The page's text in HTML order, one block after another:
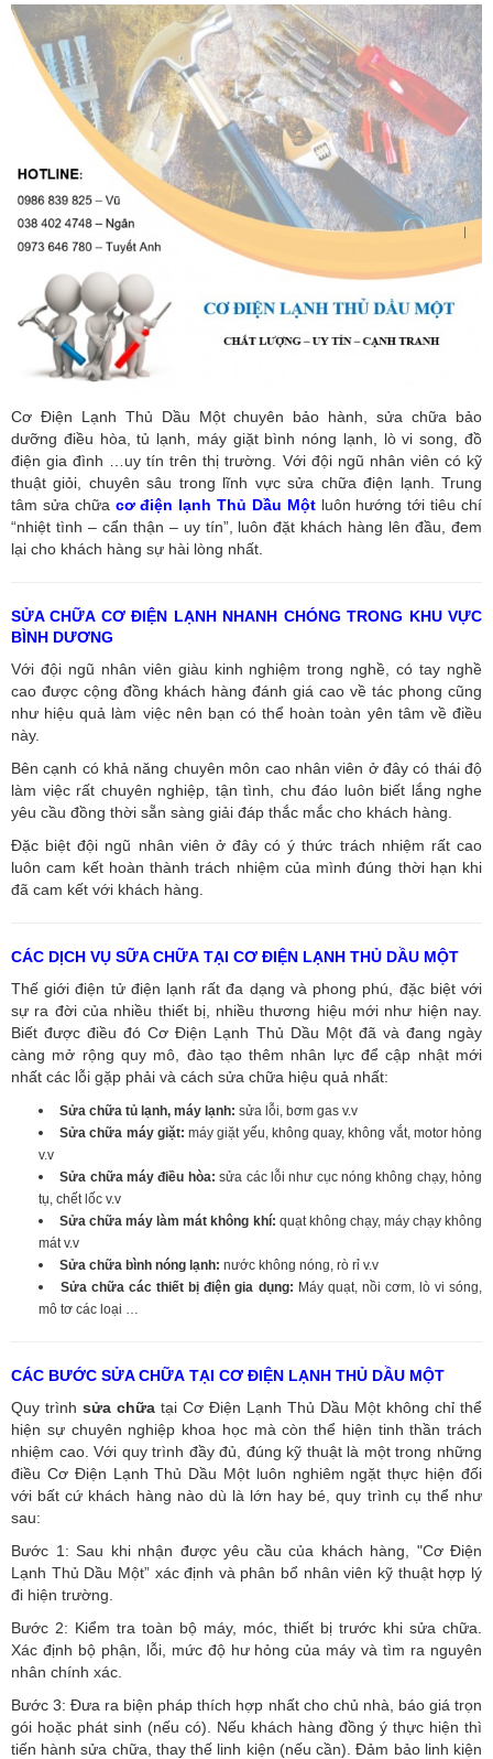
Cơ Điện Lạnh Thủ Dầu Một chuyên bảo hành, sửa chữa bảo
dưỡng điều hòa, tủ lạnh, máy giặt bình nóng lạnh, lò vi song, đồ
điện gia đình …uy tín trên thị trường. Với đội ngũ nhân viên có kỹ
thuật giỏi, chuyên sâu trong lĩnh vực sửa chữa điện lạnh. Trung
tâm sửa chữa cơ điện lạnh Thủ Dầu Mộtluôn hướng tới tiêu chí
“nhiệt tình – cẩn thận – uy tín”, luôn đặt khách hàng lên đầu, đem
lại cho khách hàng sự hài lòng nhất.
SỬA CHỮA CƠ ĐIỆN LẠNH NHANH CHÓNG TRONG KHU VỰC
BÌNH DƯƠNG
Với đội ngũ nhân viên giàu kinh nghiệm trong nghề, có tay nghề
cao được cộng đồng khách hàng đánh giá cao về tác phong cũng
như hiệu quả làm việc nên bạn có thể hoàn toàn yên tâm về điều
này.
Bên cạnh có khả năng chuyên môn cao nhân viên ở đây có thái độ
làm việc rất chuyên nghiệp, tận tình, chu đáo luôn biết lắng nghe
yêu cầu đồng thời sẵn sàng giải đáp thắc mắc cho khách hàng.
Đặc biệt đội ngũ nhân viên ở đây có ý thức trách nhiệm rất cao
luôn cam kết hoàn thành trách nhiệm của mình đúng thời hạn khi
đã cam kết với khách hàng.
CÁC DỊCH VỤ SỮA CHỮA TẠI CƠ ĐIỆN LẠNH THỦ DẦU MỘT
Thế giới điện tử điện lạnh rất đa dạng và phong phú, đặc biệt với
sự ra đời của nhiều thiết bị, nhiều thương hiệu mới như hiện nay.
Biết được điều đó Cơ Điện Lạnh Thủ Dầu Một đã và đang ngày
càng mở rộng quy mô, đào tạo thêm nhân lực để cập nhật mới
nhất các lỗi gặp phải và cách sửa chữa hiệu quả nhất:
Sửa chữa tủ lạnh, máy lạnh: sửa lỗi, bơm gas v.v
Sửa chữa máy giặt:máy giặt yếu, không quay, không vắt, motor hỏng
v.v
Sửa chữa máy điều hòa: sửa các lỗi như cục nóng không chạy, hỏng
tụ, chết lốc v.v
Sửa chữa máy làm mát không khí: quạt không chạy, máy chạy không
mát v.v
Sửa chữa bình nóng lạnh: nước không nóng, rò rỉ v.v
Sửa chữa các thiết bị điện gia dụng: Máy quạt, nồi cơm, lò vi sóng,
mô tơ các loại …
CÁC BƯỚC SỬA CHỮA TẠI CƠ ĐIỆN LẠNH THỦ DẦU MỘT
Quy trình sửa chữa tại Cơ Điện Lạnh Thủ Dầu Một không chỉ thể
hiện sự chuyên nghiệp khoa học mà còn thể hiện tinh thần trách
nhiệm cao. Với quy trình đầy đủ, đúng kỹ thuật là một trong những
điều Cơ Điện Lạnh Thủ Dầu Một luôn nghiêm ngặt thực hiện đối
với bất cứ khách hàng nào dù là lớn hay bé, quy trình cụ thể như
sau:
Bước 1: Sau khi nhận được yêu cầu của khách hàng, "Cơ Điện
Lạnh Thủ Dầu Một” xác định và phân bổ nhân viên kỹ thuật hợp lý
đi hiện trường.
Bước 2: Kiểm tra toàn bộ máy, móc, thiết bị trước khi sửa chữa.
Xác định bộ phận, lỗi, mức độ hư hỏng của máy và tìm ra nguyên
nhân chính xác.
Bước 3: Đưa ra biện pháp thích hợp nhất cho chủ nhà, báo giá trọn
gói hoặc phát sinh (nếu có). Nếu khách hàng đồng ý thực hiện thì
tiến hành sửa chữa, thay thế linh kiện (nếu cần). Đảm bảo linh kiện